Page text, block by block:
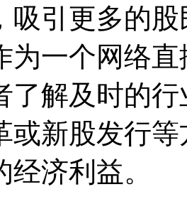
吸引更多的
为一个网络
了解及时的
或新股发行
济利益。